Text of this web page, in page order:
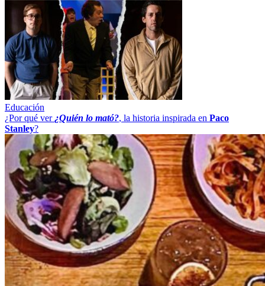
Educación
¿Por qué ver ¿Quién lo mató?, la historia inspirada en Paco
Stanley?